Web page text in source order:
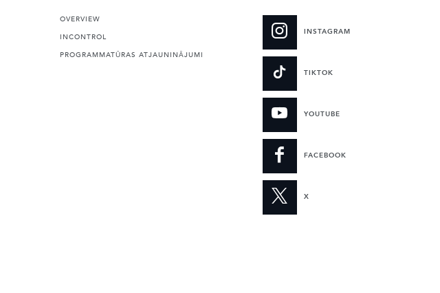
OVERVIEW
INCONTROL
PROGRAMMATŪRAS ATJAUNINĀJUMI
INSTAGRAM
TIKTOK
YOUTUBE
FACEBOOK
X